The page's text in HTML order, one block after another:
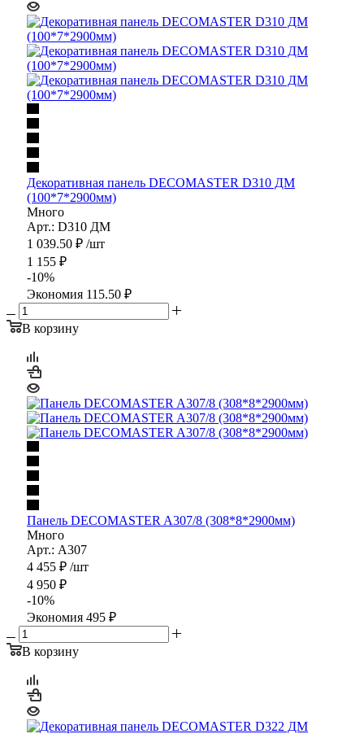
Декоративная панель DECOMASTER D310 ДМ
(100*7*2900мм)
Много
Арт.: D310 ДМ
1 039.50 ₽ /шт
1 155 ₽
-10%
Экономия 115.50 ₽
В корзину
Панель DECOMASTER A307/8 (308*8*2900мм)
Много
Арт.: A307
4 455 ₽ /шт
4 950 ₽
-10%
Экономия 495 ₽
В корзину